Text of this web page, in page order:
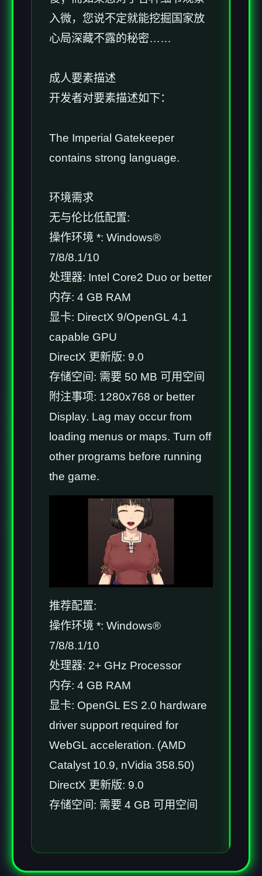
入微，您说不定就能挖掘国家放
心局深藏不露的秘密……
成人要素描述
开发者对要素描述如下：
The Imperial Gatekeeper
contains strong language.
环境需求
无与伦比低配置:
操作环境 *: Windows®
7/8/8.1/10
处理器: Intel Core2 Duo or better
内存: 4 GB RAM
显卡: DirectX 9/OpenGL 4.1
capable GPU
DirectX 更新版: 9.0
存储空间: 需要 50 MB 可用空间
附注事项: 1280x768 or better
Display. Lag may occur from
loading menus or maps. Turn off
other programs before running
the game.
推荐配置:
操作环境 *: Windows®
7/8/8.1/10
处理器: 2+ GHz Processor
内存: 4 GB RAM
显卡: OpenGL ES 2.0 hardware
driver support required for
WebGL acceleration. (AMD
Catalyst 10.9, nVidia 358.50)
DirectX 更新版: 9.0
存储空间: 需要 4 GB 可用空间